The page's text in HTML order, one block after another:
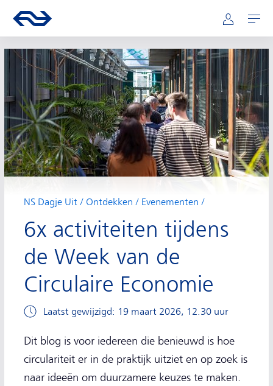
Hoofdnavigatie
Ga naar de homepage van ns.nl Mijn NS
Openen
NS Dagje Uit Ontdekken Evenementen
6x activiteiten tijdens
de Week van de
Circulaire Economie
Laatst gewijzigd: 19 maart 2026, 12.30 uur
Dit blog is voor iedereen die benieuwd is hoe
circulariteit er in de praktijk uitziet en op zoek is
naar ideeën om duurzamere keuzes te maken.